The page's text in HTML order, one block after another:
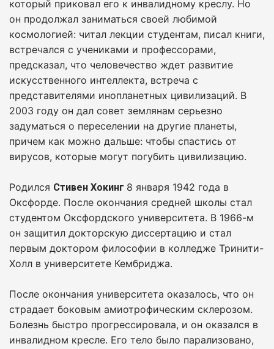
который приковал его к инвалидному креслу. Но
он продолжал заниматься своей любимой
космологией: читал лекции студентам, писал книги,
встречался с учениками и профессорами,
предсказал, что человечество ждет развитие
искусственного интеллекта, встреча с
представителями инопланетных цивилизаций. В
2003 году он дал совет землянам серьезно
задуматься о переселении на другие планеты,
причем как можно дальше: чтобы спастись от
вирусов, которые могут погубить цивилизацию.
Родился Стивен Хокинг 8 января 1942 года в
Оксфорде. После окончания средней школы стал
студентом Оксфордского университета. В 1966-м
он защитил докторскую диссертацию и стал
первым доктором философии в колледже Тринити-
Холл в университете Кембриджа.
После окончания университета оказалось, что он
страдает боковым амиотрофическим склерозом.
Болезнь быстро прогрессировала, и он оказался в
инвалидном кресле. Его тело было парализовано,